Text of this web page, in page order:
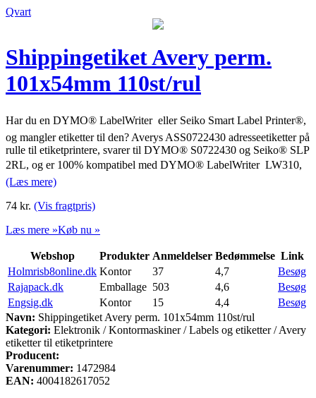
Qvart
Shippingetiket Avery perm.
101x54mm 110st/rul
Har du en DYMO® LabelWriter  eller Seiko Smart Label Printer®,
og mangler etiketter til den? Averys ASS0722430 adresseetiketter på
rulle til etiketprintere, svarer til DYMO® S0722430 og Seiko® SLP
2RL, og er 100% kompatibel med DYMO® LabelWriter  LW310,
(Læs mere)
74 kr. (Vis fragtpris)
Læs mere »Køb nu »
Webshop Produkter Anmeldelser Bedømmelse Link
Holmrisb8online.dk Kontor 37 4,7
Besøg
Rajapack.dk
Emballage 503 4,6
Besøg
Engsig.dk
Kontor 15 4,4
Besøg
Navn: Shippingetiket Avery perm. 101x54mm 110st/rul
Kategori: Elektronik / Kontormaskiner / Labels og etiketter / Avery
etiketter til etiketprintere
Producent:
Varenummer: 1472984
EAN: 4004182617052